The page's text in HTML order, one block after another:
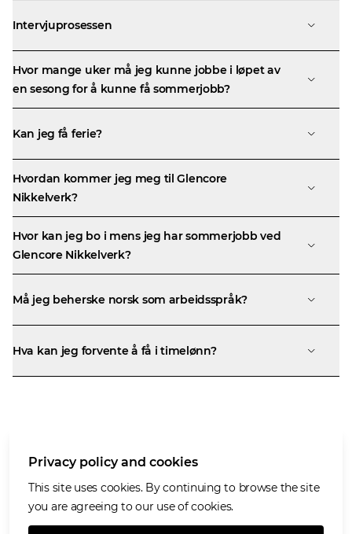
Intervjuprosessen
Hvor mange uker må jeg kunne jobbe i løpet av
en sesong for å kunne få sommerjobb?
Kan jeg få ferie?
Hvordan kommer jeg meg til Glencore
Nikkelverk?
Hvor kan jeg bo i mens jeg har sommerjobb ved
Glencore Nikkelverk?
Må jeg beherske norsk som arbeidsspråk?
Hva kan jeg forvente å få i timelønn?
Our values
Privacy policy and cookies
Privacy policy and cookies
This site uses cookies. By continuing to browse the site
you are agreeing to our use of cookies.